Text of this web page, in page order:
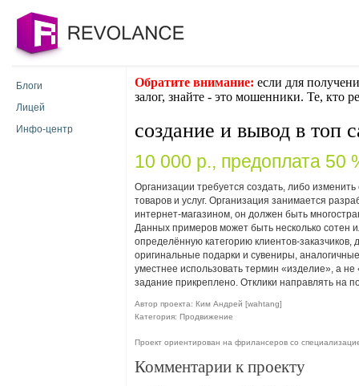
Блоги
Лицей
Инфо-центр
Обратите внимание: если для
залог, знайте - это мошенники. Те, кто
создание и вывод в топ
10 000 p., предоплата 50
Организации требуется создать, либо
товаров и услуг. Организация занимается
интернет-магазином, он должен быть
Данных примеров может быть несколько сотен
определённую категорию клиентов-заказчиков,
оригинальные подарки и сувениры,
уместнее использовать термин «изделие», а
задание прикреплено. Отклики направлять на
Автор проекта: Ким Андрей [wahtang]
Категория: Продвижение
Проект ориентирован на фрилансеров со
Комментарии к проекту